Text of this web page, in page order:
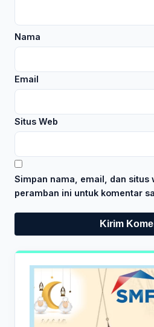
Nama
Email
Situs Web
Simpan nama, email, dan situs
peramban ini untuk komentar